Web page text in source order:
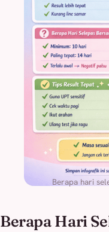
Berapa hari
Berapa Hari